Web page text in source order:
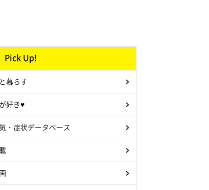
Pick Up!
暮らす
好き♥
・症状データベース